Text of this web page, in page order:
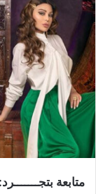
متابعة بتجـــــــرد: